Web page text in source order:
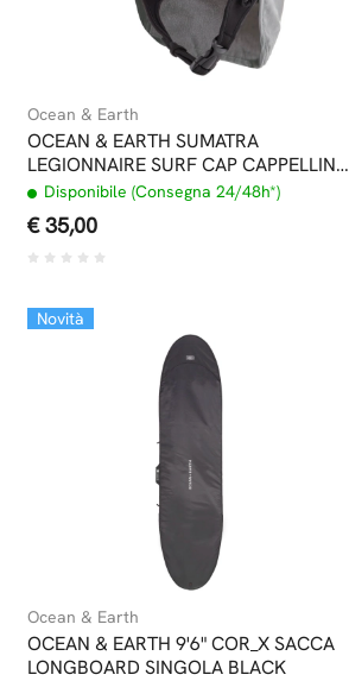
Ocean & Earth
OCEAN & EARTH SUMATRA
LEGIONNAIRE SURF CAP CAPPELLINO
SURF GRIGIO
Disponibile (Consegna 24/48h*)
€ 35,00
Novità
Ocean & Earth
OCEAN & EARTH 9'6" COR_X SACCA
LONGBOARD SINGOLA BLACK